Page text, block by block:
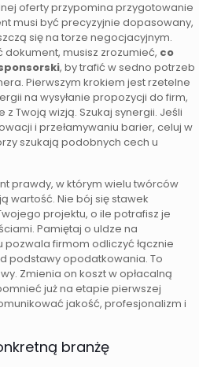
oferty przypomina przygotowanie
musi być precyzyjnie dopasowany,
się na torze negocjacyjnym.
musisz zrozumieć, co
, by trafić w sedno potrzeb
Pierwszym krokiem jest rzetelne
na wysyłanie propozycji do firm,
Twoją wizją. Szukaj synergii. Jeśli
i przełamywaniu barier, celuj w
szukają podobnych cech u
prawdy, w którym wielu twórców
wartość. Nie bój się stawek
projektu, o ile potrafisz je
Pamiętaj o uldze na
pozwala firmom odliczyć łącznie
podstawy opodatkowania. To
Zmienia on koszt w opłacalną
już na etapie pierwszej
jakość, profesjonalizm i
branżę